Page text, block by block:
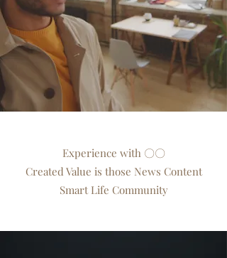
Experience with 〇〇
Created Value is those News Content
Smart Life Community